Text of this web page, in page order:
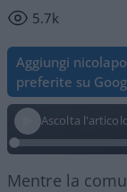
5.7k
Aggiungi
preferite su
Ascolta
Mentre la